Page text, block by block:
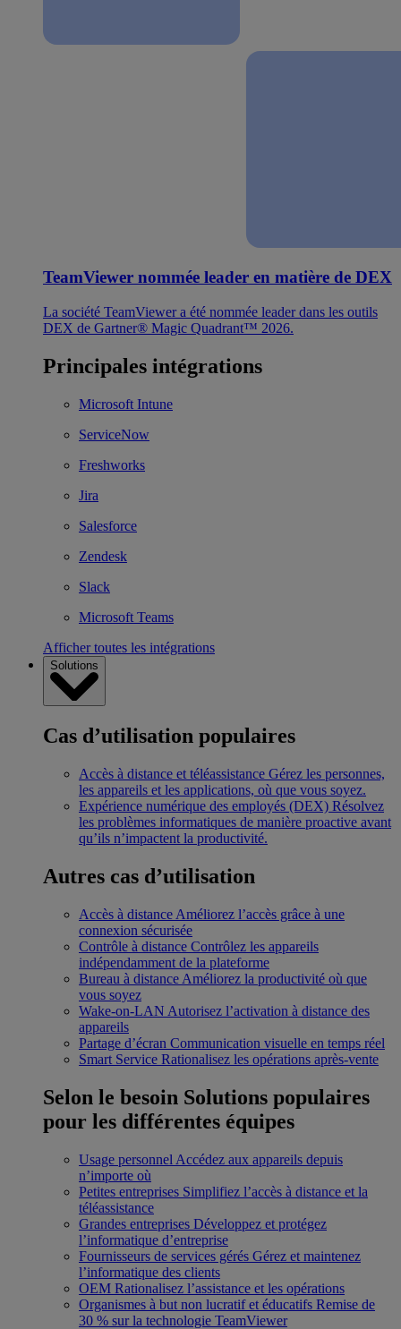
TeamViewer nommée leader en matière de DEX
La société TeamViewer a été nommée leader dans les outils
DEX de Gartner® Magic Quadrant™ 2026.
Principales intégrations
Microsoft Intune
ServiceNow
Freshworks
Jira
Salesforce
Zendesk
Slack
Microsoft Teams
Afficher toutes les intégrations
Solutions
Cas d’utilisation populaires
Accès à distance et téléassistance Gérez les personnes,
les appareils et les applications, où que vous soyez.
Expérience numérique des employés (DEX) Résolvez
les problèmes informatiques de manière proactive avant
qu’ils n’impactent la productivité.
Autres cas d’utilisation
Accès à distance Améliorez l’accès grâce à une
connexion sécurisée
Contrôle à distance Contrôlez les appareils
indépendamment de la plateforme
Bureau à distance Améliorez la productivité où que
vous soyez
Wake-on-LAN Autorisez l’activation à distance des
appareils
Partage d’écran Communication visuelle en temps réel
Smart Service Rationalisez les opérations après-vente
Selon le besoin Solutions populaires
pour les différentes équipes
Usage personnel Accédez aux appareils depuis
n’importe où
Petites entreprises Simplifiez l’accès à distance et la
téléassistance
Grandes entreprises Développez et protégez
l’informatique d’entreprise
Fournisseurs de services gérés Gérez et maintenez
l’informatique des clients
OEM Rationalisez l’assistance et les opérations
Organismes à but non lucratif et éducatifs Remise de
30 % sur la technologie TeamViewer